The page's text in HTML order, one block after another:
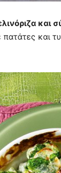
και
και